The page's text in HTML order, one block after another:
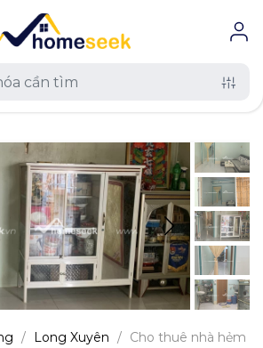
/ Long Xuyên / Cho thuê nhà hẻm